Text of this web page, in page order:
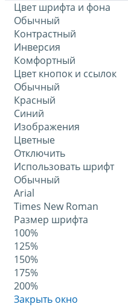
Цвет шрифта и фона
Обычный
Контрастный
Инверсия
Комфортный
Цвет кнопок и ссылок
Обычный
Красный
Синий
Изображения
Цветные
Отключить
Использовать шрифт
Обычный
Arial
Times New Roman
Размер шрифта
100%
125%
150%
175%
200%
Закрыть окно